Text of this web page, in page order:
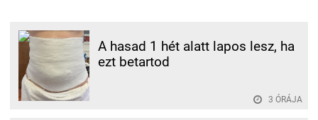
A hasad 1 hét alatt lapos lesz, ha
ezt betartod
3 ÓRÁJA